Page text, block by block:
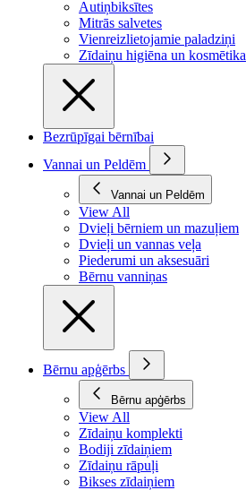
Autiņbiksītes
Mitrās salvetes
Vienreizlietojamie paladziņi
Zīdaiņu higiēna un kosmētika
Bezrūpīgai bērnībai
Vannai un Peldēm
Vannai un Peldēm
View All
Dvieļi bērniem un mazuļiem
Dvieļi un vannas veļa
Piederumi un aksesuāri
Bērnu vanniņas
Bērnu apģērbs
Bērnu apģērbs
View All
Zīdaiņu komplekti
Bodiji zīdaiņiem
Zīdaiņu rāpuļi
Bikses zīdaiņiem